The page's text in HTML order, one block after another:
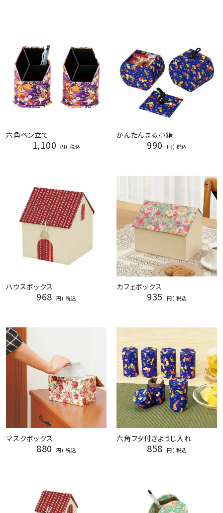
六角ペン立て
1,100 税込
かんたんまる小箱
990 税込
ハウスボックス
968 税込
カフェボックス
935 税込
マスクボックス
880 税込
六角フタ付きようじ入れ
858 税込